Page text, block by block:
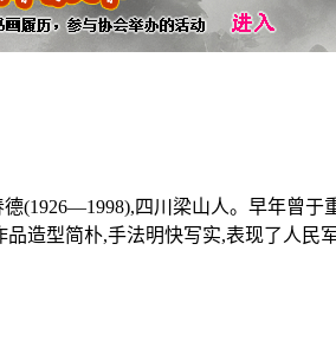
(1926—1998),四川梁山人。早年曾
造型简朴,手法明快写实,表现了人民